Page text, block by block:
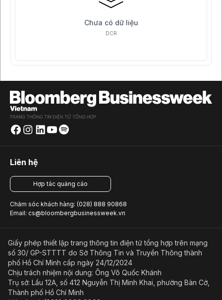
Chưa có dữ liệu
DCR
Liên hệ
Hợp tác quảng cáo
Chăm sóc khách hàng: (028) 888 90868
Email: cs@bloombergbusinessweek.vn
Giấy phép thiết lập trang thông tin điện tử tổng hợp trên mạng
số 30/ GP-STTTT do Sở Thông Tin và Truyền Thông thành
phố Hồ Chí Minh cấp ngày 24/12/2024
Chịu trách nhiệm nội dung: Ông Võ Quốc Khánh
Trụ sở: Lầu 12A, số 412 Nguyễn Thị Minh Khai, phường Bàn Cờ,
Thành phố Hồ Chí Minh